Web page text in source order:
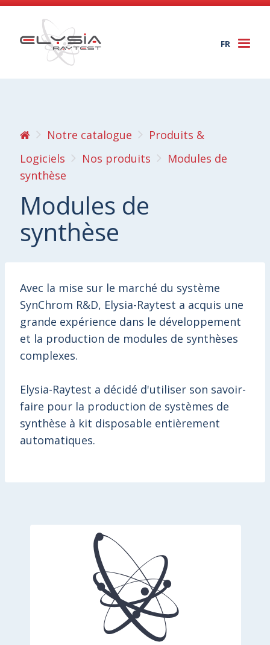
FR
Notre catalogue
Produits &
Logiciels
Nos produits
Modules de
synthèse
Modules de
synthèse
Avec la mise sur le marché du système
SynChrom R&D, Elysia-Raytest a acquis une
grande expérience dans le développement
et la production de modules de synthèses
complexes.
Elysia-Raytest a décidé d'utiliser son savoir-
faire pour la production de systèmes de
synthèse à kit disposable entièrement
automatiques.